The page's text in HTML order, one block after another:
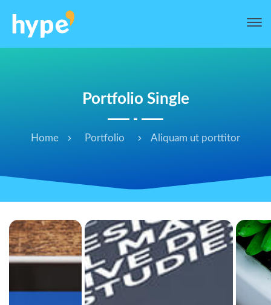
Portfolio Single
Home Portfolio Aliquam ut porttitor